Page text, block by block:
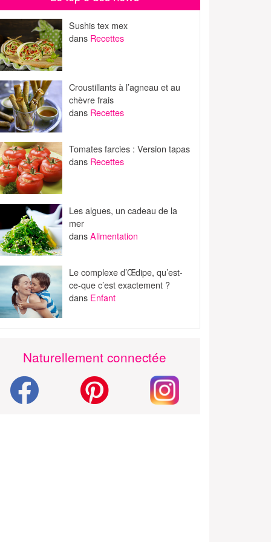
Sushis tex mex
dans Recettes
Croustillants à l’agneau et au
chèvre frais
dans Recettes
Tomates farcies : Version tapas
dans Recettes
Les algues, un cadeau de la
mer
dansAlimentation
Le complexe d’Œdipe, qu’est-
ce-que c’est exactement ?
dans Enfant
Naturellement connectée